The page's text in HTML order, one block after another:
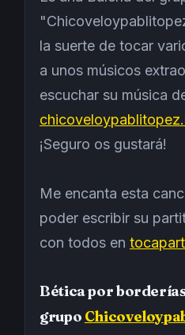
la suerte de tocar
a unos músicos
escuchar su música
¡Seguro os gustará!
Me encanta esta
poder escribir su
con todos en
Bética por
grupo